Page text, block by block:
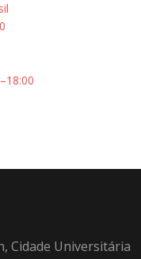
Cidade Universitária